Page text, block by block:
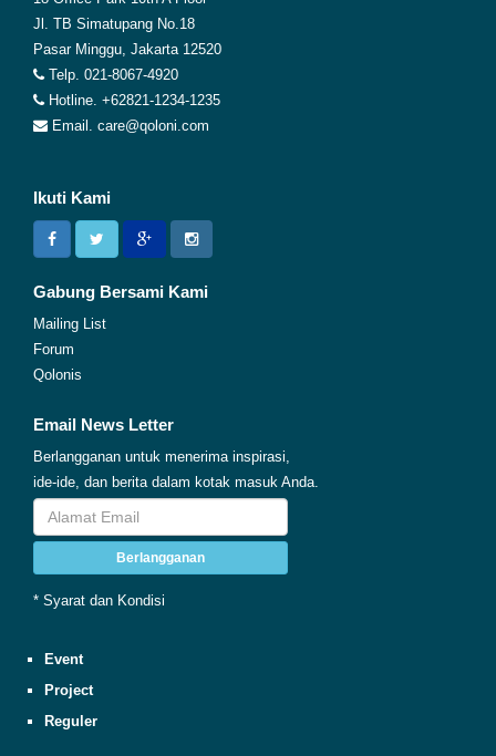
Jl. TB Simatupang No.18
Pasar Minggu, Jakarta 12520
Telp. 021-8067-4920
Hotline. +62821-1234-1235
Email. care@qoloni.com
Ikuti Kami
Gabung Bersami Kami
Mailing List
Forum
Qolonis
Email News Letter
Berlangganan untuk menerima inspirasi,
ide-ide, dan berita dalam kotak masuk Anda.
Berlangganan
* Syarat dan Kondisi
Event
Project
Reguler